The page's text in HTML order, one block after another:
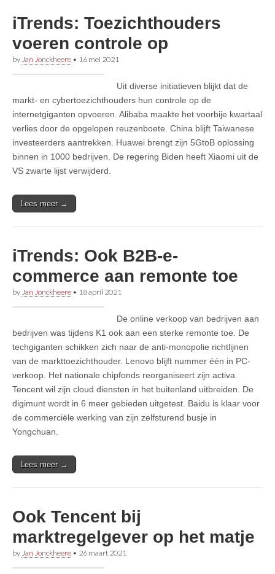
iTrends: Toezichthouders
voeren controle op
by Jan Jonckheere • 16 mei 2021
Uit diverse initiatieven blijkt dat de
markt- en cybertoezichthouders hun controle op de
internetgiganten opvoeren. Alibaba maakte het voorbije kwartaal
verlies door de opgelopen reuzenboete. China blijft Taiwanese
investeerders aantrekken. Huawei brengt zijn 5GtoB oplossing
binnen in 1000 bedrijven. De regering Biden heeft Xiaomi uit de
VS zwarte lijst verwijderd.
Lees meer →
iTrends: Ook B2B-e-
commerce aan remonte toe
by Jan Jonckheere • 18 april 2021
De online verkoop van bedrijven aan
bedrijven was tijdens K1 ook aan een sterke remonte toe. De
techgiganten schikken zich naar de anti-monopolie richtlijnen
van de markttoezichthouder. Lenovo blijft nummer één in PC-
verkoop. Het nationale chipfonds reorganiseert zijn activa.
Tencent wil zijn cloud diensten in het buitenland uitbreiden. De
digimunt wordt in 6 meer gebieden uitgetest. Baidu is klaar voor
de commerciële werking van zijn zelfsturend busje in
Yongchuan.
Lees meer →
Ook Tencent bij
marktregelgever op het matje
by Jan Jonckheere • 26 maart 2021